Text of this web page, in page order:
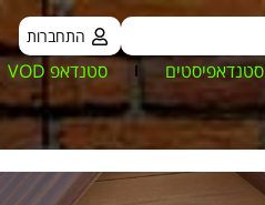
התחברות
סטנדאפיסטים סטנדאפ VOD